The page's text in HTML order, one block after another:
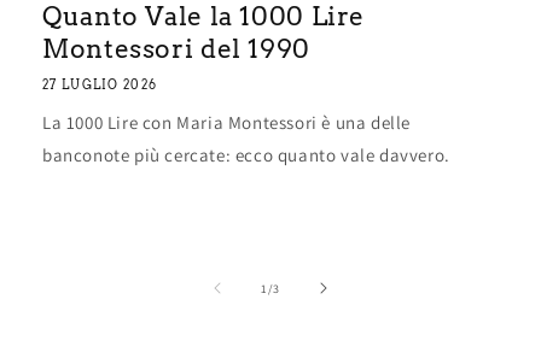
Quanto Vale la 1000 Lire
Montessori del 1990
27 LUGLIO 2026
La 1000 Lire con Maria Montessori è una delle
banconote più cercate: ecco quanto vale davvero.
1/su
3